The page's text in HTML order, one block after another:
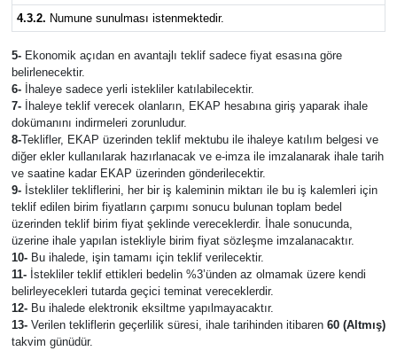
4.3.2. Numune sunulması istenmektedir.
5-Ekonomik açıdan en avantajlı teklif sadece fiyat esasına göre
belirlenecektir.
6-İhaleye sadece yerli istekliler katılabilecektir.
7-İhaleye teklif verecek olanların, EKAP hesabına giriş yaparak ihale
dokümanını indirmeleri zorunludur.
8-Teklifler, EKAP üzerinden teklif mektubu ile ihaleye katılım belgesi ve
diğer ekler kullanılarak hazırlanacak ve e-imza ile imzalanarak ihale tarih
ve saatine kadar EKAP üzerinden gönderilecektir.
9-İstekliler tekliflerini, her bir iş kaleminin miktarı ile bu iş kalemleri için
teklif edilen birim fiyatların çarpımı sonucu bulunan toplam bedel
üzerinden teklif birim fiyat şeklinde vereceklerdir. İhale sonucunda,
üzerine ihale yapılan istekliyle birim fiyat sözleşme imzalanacaktır.
10-Bu ihalede, işin tamamı için teklif verilecektir.
11-İstekliler teklif ettikleri bedelin %3’ünden az olmamak üzere kendi
belirleyecekleri tutarda geçici teminat vereceklerdir.
12-Bu ihalede elektronik eksiltme yapılmayacaktır.
13-Verilen tekliflerin geçerlilik süresi, ihale tarihinden itibaren 60 (Altmış)
takvim günüdür.